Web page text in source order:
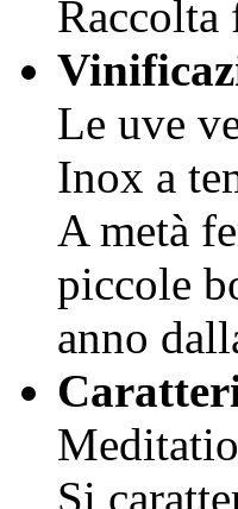
Raccolta
Le uve
Inox a
A metà
piccole
anno
Si